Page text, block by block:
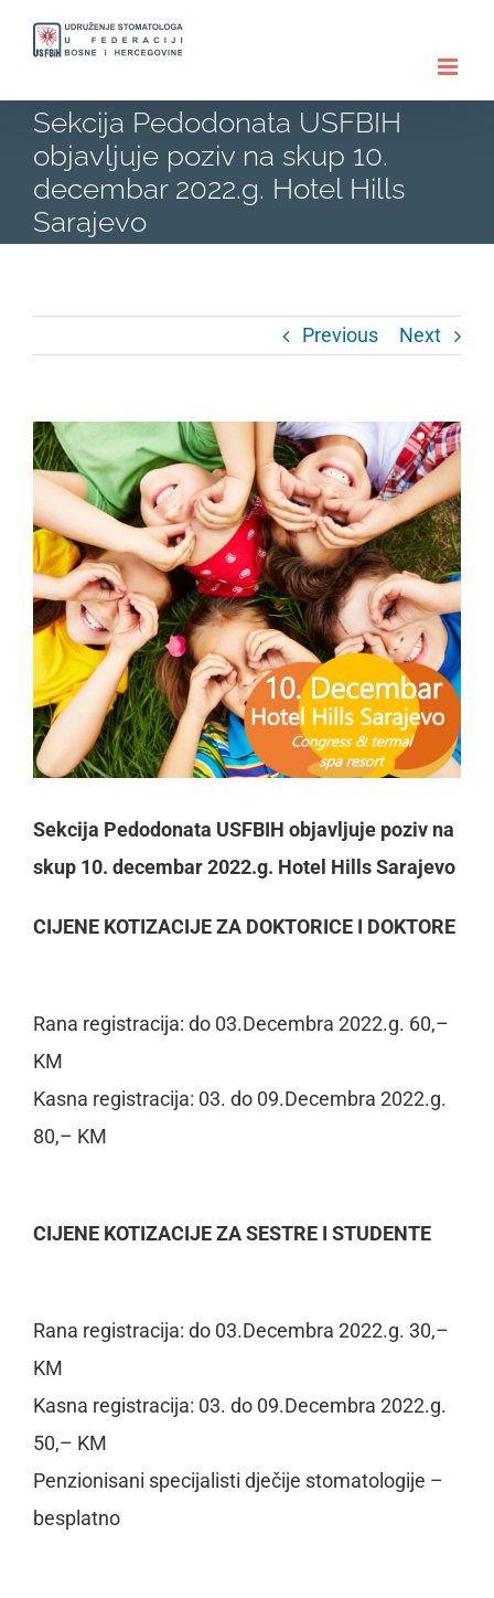
Sekcija Pedodonata USFBIH
objavljuje poziv na skup 10.
decembar 2022.g. Hotel Hills
Sarajevo
Previous Next
View
Larger
Image
Sekcija Pedodonata USFBIH objavljuje poziv na
skup 10. decembar 2022.g. Hotel Hills Sarajevo
CIJENE KOTIZACIJE ZA DOKTORICE I DOKTORE
Rana registracija: do 03.Decembra 2022.g. 60,–
KM
Kasna registracija: 03. do 09.Decembra 2022.g.
80,– KM
CIJENE KOTIZACIJE ZA SESTRE I STUDENTE
Rana registracija: do 03.Decembra 2022.g. 30,–
KM
Kasna registracija: 03. do 09.Decembra 2022.g.
50,– KM
Penzionisani specijalisti dječije stomatologije –
besplatno